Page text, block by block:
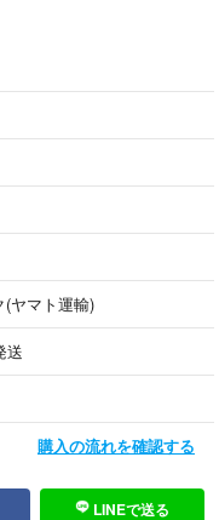
ヤマト運輸)
送
購入の流れを確認する
LINEで送る